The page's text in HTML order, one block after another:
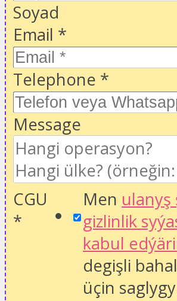
Soyad
Email *
Telephone *
Message
CGU
*
Men
gizlinlik
kabul
degişli
üçin